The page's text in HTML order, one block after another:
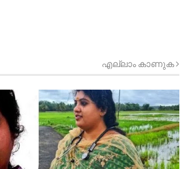
എല്ലാം കാണുക